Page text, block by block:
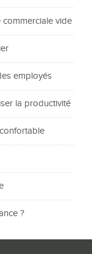
vide
employés
la productivité
?